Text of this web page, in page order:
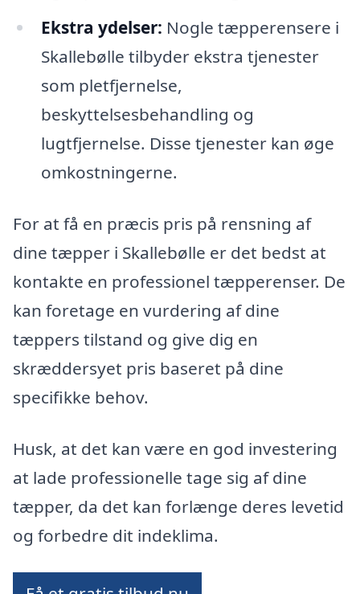
Ekstra ydelser: Nogle tæpperensere i
Skallebølle tilbyder ekstra tjenester
som pletfjernelse,
beskyttelsesbehandling og
lugtfjernelse. Disse tjenester kan øge
omkostningerne.
For at få en præcis pris på rensning af
dine tæpper i Skallebølle er det bedst at
kontakte en professionel tæpperenser. De
kan foretage en vurdering af dine
tæppers tilstand og give dig en
skræddersyet pris baseret på dine
specifikke behov.
Husk, at det kan være en god investering
at lade professionelle tage sig af dine
tæpper, da det kan forlænge deres levetid
og forbedre dit indeklima.